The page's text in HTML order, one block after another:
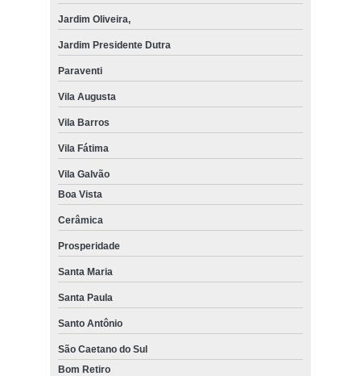
Jardim Oliveira,
Jardim Presidente Dutra
Paraventi
Vila Augusta
Vila Barros
Vila Fátima
Vila Galvão
Boa Vista
Cerâmica
Prosperidade
Santa Maria
Santa Paula
Santo Antônio
São Caetano do Sul
Bom Retiro